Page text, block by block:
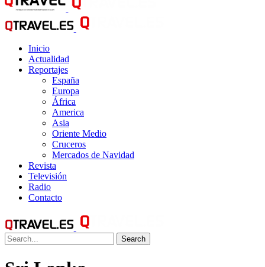
Inicio
Actualidad
Reportajes
España
Europa
África
America
Asia
Oriente Medio
Cruceros
Mercados de Navidad
Revista
Televisión
Radio
Contacto
Search